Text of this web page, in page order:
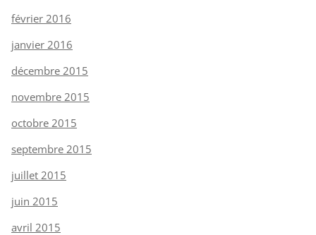
février 2016
janvier 2016
décembre 2015
novembre 2015
octobre 2015
septembre 2015
juillet 2015
juin 2015
avril 2015